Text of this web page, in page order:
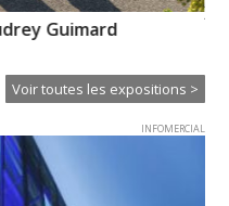
exposées au
Voir toutes les expositions >
INFOMERCIAL